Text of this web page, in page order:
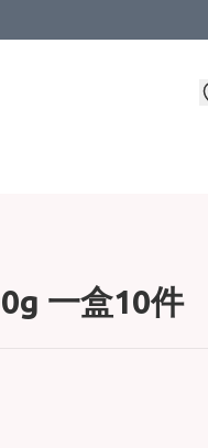
一盒10件